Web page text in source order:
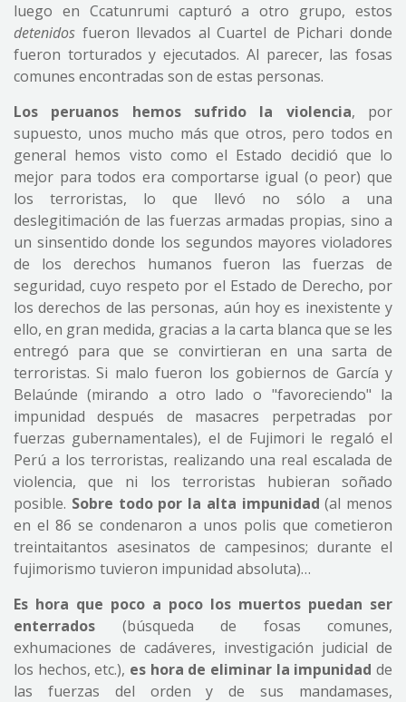
luego en Ccatunrumi capturó a otro grupo, estos
detenidos fueron llevados al Cuartel de Pichari donde
fueron torturados y ejecutados. Al parecer, las fosas
comunes encontradas son de estas personas.
Los peruanos hemos sufrido la violencia, por
supuesto, unos mucho más que otros, pero todos en
general hemos visto como el Estado decidió que lo
mejor para todos era comportarse igual (o peor) que
los terroristas, lo que llevó no sólo a una
deslegitimación de las fuerzas armadas propias, sino a
un sinsentido donde los segundos mayores violadores
de los derechos humanos fueron las fuerzas de
seguridad, cuyo respeto por el Estado de Derecho, por
los derechos de las personas, aún hoy es inexistente y
ello, en gran medida, gracias a la carta blanca que se les
entregó para que se convirtieran en una sarta de
terroristas. Si malo fueron los gobiernos de García y
Belaúnde (mirando a otro lado o "favoreciendo" la
impunidad después de masacres perpetradas por
fuerzas gubernamentales), el de Fujimori le regaló el
Perú a los terroristas, realizando una real escalada de
violencia, que ni los terroristas hubieran soñado
posible. Sobre todo por la alta impunidad (al menos
en el 86 se condenaron a unos polis que cometieron
treintaitantos asesinatos de campesinos; durante el
fujimorismo tuvieron impunidad absoluta)…
Es hora que poco a poco los muertos puedan ser
enterrados (búsqueda de fosas comunes,
exhumaciones de cadáveres, investigación judicial de
los hechos, etc.), es hora de eliminar la impunidad de
las fuerzas del orden y de sus mandamases,